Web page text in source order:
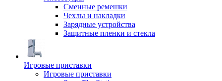
Сменные ремешки
Чехлы и накладки
Зарядные устройства
Защитные пленки и стекла
Игровые приставки
Игровые приставки